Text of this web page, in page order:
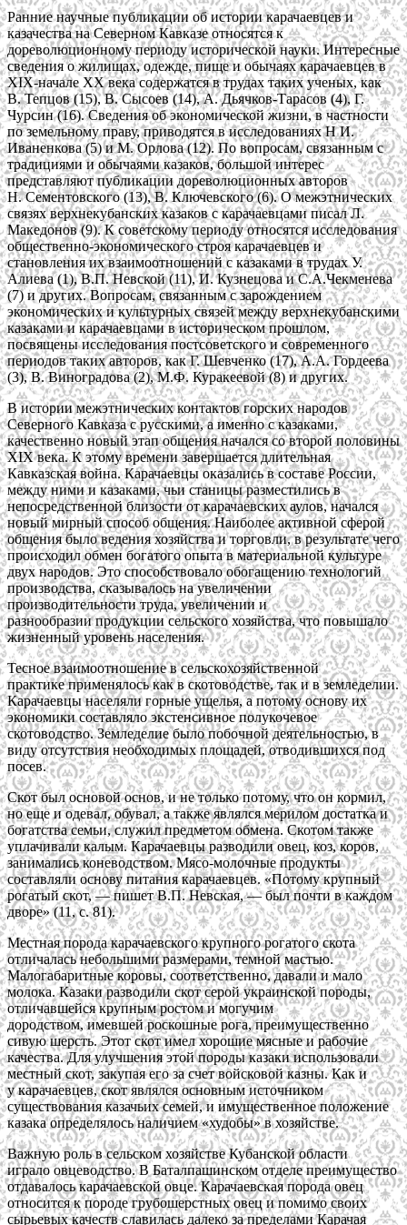
Ранние научные публикации об истории карачаевцев и
казачества на Северном Кавказе относятся к
дореволюционному периоду исторической науки. Интересные
сведения о жилищах, одежде, пище и обычаях карачаевцев в
XIX-начале XX века содержатся в трудах таких ученых, как
В. Тепцов (15), В. Сысоев (14), А. Дьячков-Тарасов (4), Г.
Чурсин (16). Сведения об экономической жизни, в частности
по земельному праву, приводятся в исследованиях Н И.
Иваненкова (5) и М. Орлова (12). По вопросам, связанным с
традициями и обычаями казаков, большой интерес
представляют публикации дореволюционных авторов
Н. Сементовского (13), В. Ключевского (6). О межэтнических
связях верхнекубанских казаков с карачаевцами писал Л.
Македонов (9). К советскому периоду относятся исследования
общественно-экономического строя карачаевцев и
становления их взаимоотношений с казаками в трудах У.
Алиева (1), В.П. Невской (11), И. Кузнецова и С.А.Чекменева
(7) и других. Вопросам, связанным с зарождением
экономических и культурных связей между верхнекубанскими
казаками и карачаевцами в историческом прошлом,
посвящены исследования постсоветского и современного
периодов таких авторов, как Г. Шевченко (17), А.А. Гордеева
(3), В. Виноградова (2), М.Ф. Куракеевой (8) и других.
В истории межэтнических контактов горских народов
Северного Кавказа с русскими, а именно с казаками,
качественно новый этап общения начался со второй половины
XIX века. К этому времени завершается длительная
Кавказская война. Карачаевцы оказались в составе России,
между ними и казаками, чьи станицы разместились в
непосредственной близости от карачаевских аулов, начался
новый мирный способ общения. Наиболее активной сферой
общения было ведения хозяйства и торговли, в результате чего
происходил обмен богатого опыта в материальной культуре
двух народов. Это способствовало обогащению технологий
производства, сказывалось на увеличении
производительности труда, увеличении и
разнообразии продукции сельского хозяйства, что повышало
жизненный уровень населения.
Тесное взаимоотношение в сельскохозяйственной
практике применялось как в скотоводстве, так и в земледелии.
Карачаевцы населяли горные ущелья, а потому основу их
экономики составляло экстенсивное полукочевое
скотоводство. Земледелие было побочной деятельностью, в
виду отсутствия необходимых площадей, отводившихся под
посев.
Скот был основой основ, и не только потому, что он кормил,
но еще и одевал, обувал, а также являлся мерилом достатка и
богатства семьи, служил предметом обмена. Скотом также
уплачивали калым. Карачаевцы разводили овец, коз, коров,
занимались коневодством. Мясо-молочные продукты
составляли основу питания карачаевцев. «Потому крупный
рогатый скот, — пишет В.П. Невская, — был почти в каждом
дворе» (11, с. 81).
Местная порода карачаевского крупного рогатого скота
отличалась небольшими размерами, темной мастью.
Малогабаритные коровы, соответственно, давали и мало
молока. Казаки разводили скот серой украинской породы,
отличавшейся крупным ростом и могучим
дородством, имевшей роскошные рога, преимущественно
сивую шерсть. Этот скот имел хорошие мясные и рабочие
качества. Для улучшения этой породы казаки использовали
местный скот, закупая его за счет войсковой казны. Как и
у карачаевцев, скот являлся основным источником
существования казачьих семей, и имущественное положение
казака определялось наличием «худобы» в хозяйстве.
Важную роль в сельском хозяйстве Кубанской области
играло овцеводство. В Баталпашинском отделе преимущество
отдавалось карачаевской овце. Карачаевская порода овец
относится к породе грубошерстных овец и помимо своих
сырьевых качеств славилась далеко за пределами Карачая